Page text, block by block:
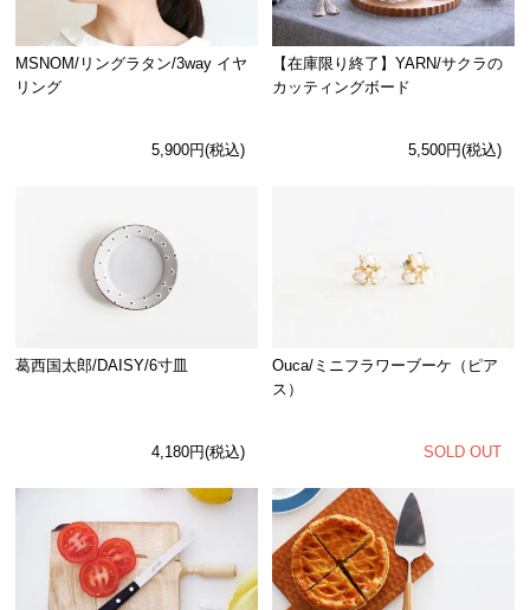
MSNOM/リングラタン/3way イヤ
リング
5,900円(税込)
【在庫限り終了】YARN/サクラの
カッティングボード
5,500円(税込)
葛西国太郎/DAISY/6寸皿
4,180円(税込)
Ouca/ミニフラワーブーケ（ピア
ス）
SOLD OUT